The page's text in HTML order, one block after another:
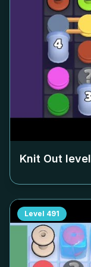
Knit Out level
Level 491